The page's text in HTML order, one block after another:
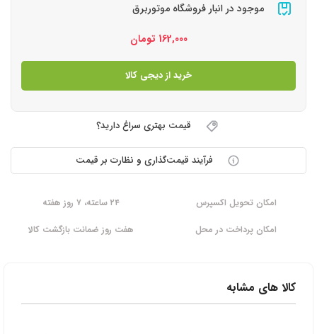
موجود در انبار فروشگاه موتوربرق
162,000 تومان
خرید از دیجی کالا
قیمت بهتری سراغ دارید؟
فرآیند قیمت‌گذاری و نظارت بر قیمت
امکان تحویل اکسپرس
۲۴ ساعته، ۷ روز هفته
امکان پرداخت در محل
هفت روز ضمانت بازگشت کالا
کالا های مشابه